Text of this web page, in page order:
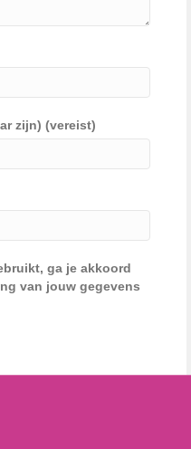
zijn) (vereist)
ga je akkoord
van jouw gegevens